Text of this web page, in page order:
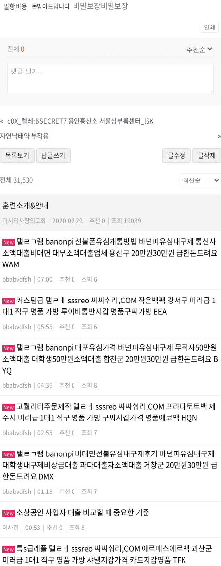
밀항비용 돈받아드립니다 비밀보장비밀보장
인쇄
전체 0
« c0X_텔레:BSECRET7 용인흥신소 서울심부름센터_l6K
자연낙­태약 부작용
»
목록보기 답글쓰기 글수정 글삭제
전체 31,530
훈련소개&안내
더시티사랑의교회 | 2020.02.29 | 추천 0 | 조회 19039
New 탤ㄹㄱ램 banonpi 선불폰유심개통방법 바넌피유심내구제 통신사
소액대출비대면 대부소액대출업체 용산구 20만원30만원 급한돈드려요
WAM
bbabvdfsh | 07:00 | 추천 0 | 조회 6
New 커스텀급 탤ㄹㅔ sssreo 싸싸숴러,COM 작은백팩 강서구 미러급 1
대1 직구 명품 가방 루이비통반지갑 명품구찌가방 EEA
bbabvdfsh | 05:55 | 추천 0 | 조회 6
New 탤ㄹㄱ램 banonpi 대포유심가격 바넌피유심내구제 무직자50만원
소액대출 대학생50만원소액대출 합천군 20만원30만원 급한돈드려요 B
YQ
bbabvdfsh | 04:36 | 추천 0 | 조회 8
New 고퀄리티주문제작 탤ㄹㅔ sssreo 싸싸숴러,COM 프라다토트백 제
주시 미러급 1대1 직구 명품 가방 구찌지갑가격 명품에코백 HQN
bbabvdfsh | 02:55 | 추천 0 | 조회 7
New 탤ㄹㄱ램 banonpi 비대면선불유심내구제후기 바넌피유심내구제
대학생내구제비상금대출 과다대출자소액대출 거창군 20만원30만원 급
한돈드려요 DMX
bbabvdfsh | 01:18 | 추천 0 | 조회 7
New 소상공인 사업자 대출 비교할 때 중요한 기준
이사진 | 00:53 | 추천 0 | 조회 8
New 특s급레플 탤ㄹㅔ sssreo 싸싸숴러,COM 에르메스에르백 괴산군
미러급 1대1 직구 명품 가방 샤넬지갑가격 카드지갑명품 TFK